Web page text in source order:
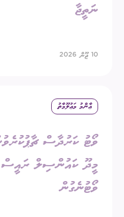
ނަތީޖާ
10 ޖޫން 2026
ޢާންމު މަޢުލޫމާތު
ވޯޓު ކަރުދާސް
މީދޫ ކައުންސިލް ރައީސް
ވޯޓުނެގުން